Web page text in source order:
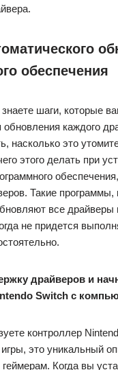
обеспечения
шаги, которые
каждого
насколько это
этого делать при
Такие программы,
все драйверы
не придется
драйверов и
Switch с
контроллер
это уникальный
Когда вы